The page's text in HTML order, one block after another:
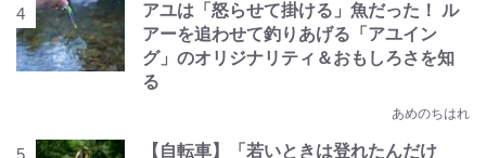
アユは「怒らせて掛ける」魚だった！ ル
アーを追わせて釣りあげる「アユイン
グ」のオリジナリティ＆おもしろさを知
る
あめのちはれ
【自転車】「若いときは登れたんだけ